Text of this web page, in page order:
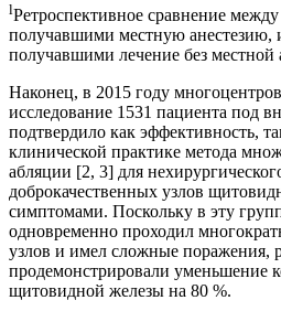
lРетроспективное сравнение
получавшими местную анестезию,
получавшими лечение без местной
Наконец, в 2015 году
исследование 1531 пациента под
подтвердило как эффективность,
клинической практике метода
абляции [2, 3] для
доброкачественных узлов
симптомами. Поскольку в эту
одновременно проходил
узлов и имел сложные поражения,
продемонстрировали уменьшение
щитовидной железы на 80 %.